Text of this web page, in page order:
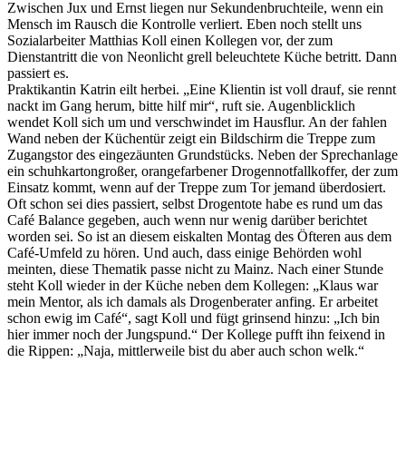
Zwischen Jux und Ernst liegen nur Sekundenbruchteile, wenn ein
Mensch im Rausch die Kontrolle verliert. Eben noch stellt uns
Sozialarbeiter Matthias Koll einen Kollegen vor, der zum
Dienstantritt die von Neonlicht grell beleuchtete Küche betritt. Dann
passiert es.
Praktikantin Katrin eilt herbei. „Eine Klientin ist voll drauf, sie rennt
nackt im Gang herum, bitte hilf mir“, ruft sie. Augenblicklich
wendet Koll sich um und verschwindet im Hausflur. An der fahlen
Wand neben der Küchentür zeigt ein Bildschirm die Treppe zum
Zugangstor des eingezäunten Grundstücks. Neben der Sprechanlage
ein schuhkartongroßer, orangefarbener Drogennotfallkoffer, der zum
Einsatz kommt, wenn auf der Treppe zum Tor jemand überdosiert.
Oft schon sei dies passiert, selbst Drogentote habe es rund um das
Café Balance gegeben, auch wenn nur wenig darüber berichtet
worden sei. So ist an diesem eiskalten Montag des Öfteren aus dem
Café-Umfeld zu hören. Und auch, dass einige Behörden wohl
meinten, diese Thematik passe nicht zu Mainz. Nach einer Stunde
steht Koll wieder in der Küche neben dem Kollegen: „Klaus war
mein Mentor, als ich damals als Drogenberater anfing. Er arbeitet
schon ewig im Café“, sagt Koll und fügt grinsend hinzu: „Ich bin
hier immer noch der Jungspund.“ Der Kollege pufft ihn feixend in
die Rippen: „Naja, mittlerweile bist du aber auch schon welk.“